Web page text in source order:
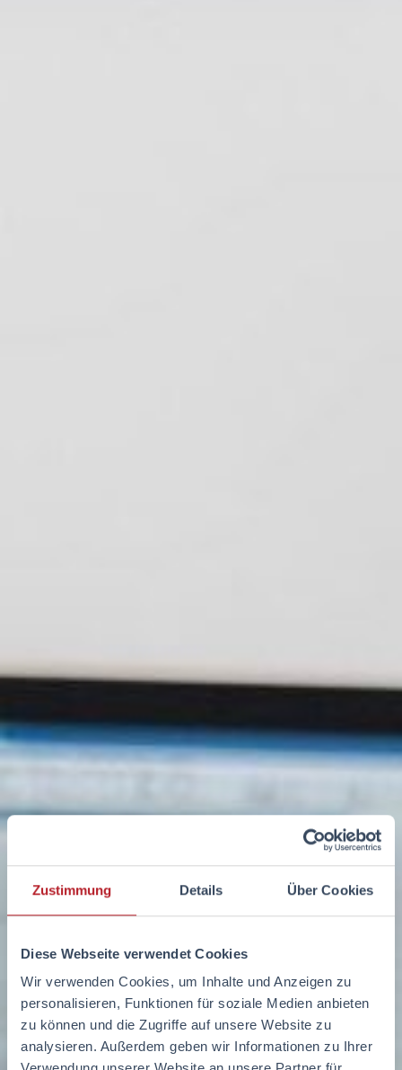
Zustimmung Details Über Cookies
Diese Webseite verwendet Cookies
Wir verwenden Cookies, um Inhalte und Anzeigen zu
personalisieren, Funktionen für soziale Medien anbieten
zu können und die Zugriffe auf unsere Website zu
analysieren. Außerdem geben wir Informationen zu Ihrer